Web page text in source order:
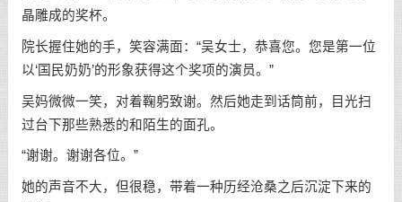
晶雕成的奖杯。
院长握住她的手，笑容满面：“吴女士，恭喜您。您是第一位
以‘国民奶奶’的形象获得这个奖项的演员。”
吴妈微微一笑，对着鞠躬致谢。然后她走到话筒前，目光扫
过台下那些熟悉的和陌生的面孔。
“谢谢。谢谢各位。”
她的声音不大，但很稳，带着一种历经沧桑之后沉淀下来的